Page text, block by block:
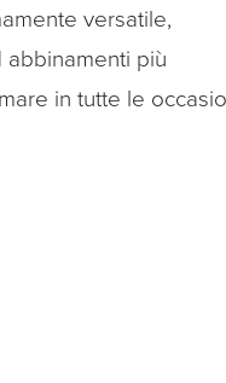
versatile,
abbinamenti più
in tutte le